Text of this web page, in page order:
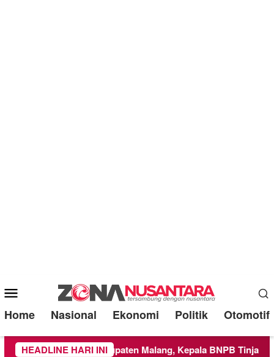
Mobile
Menu
Home Nasional Ekonomi Politik Otomotif
HEADLINE HARI INI
Kabupaten Malang, Kepala BNPB Tinjau Langsung